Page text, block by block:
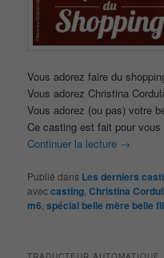
Vous adorez faire du
Vous adorez Christina
Vous adorez (ou pas) votre
Ce casting est fait pour vous
Continuer la lecture →
Publié dans Les derniers
aveccasting ,Christina
m6 ,spécial belle mère belle